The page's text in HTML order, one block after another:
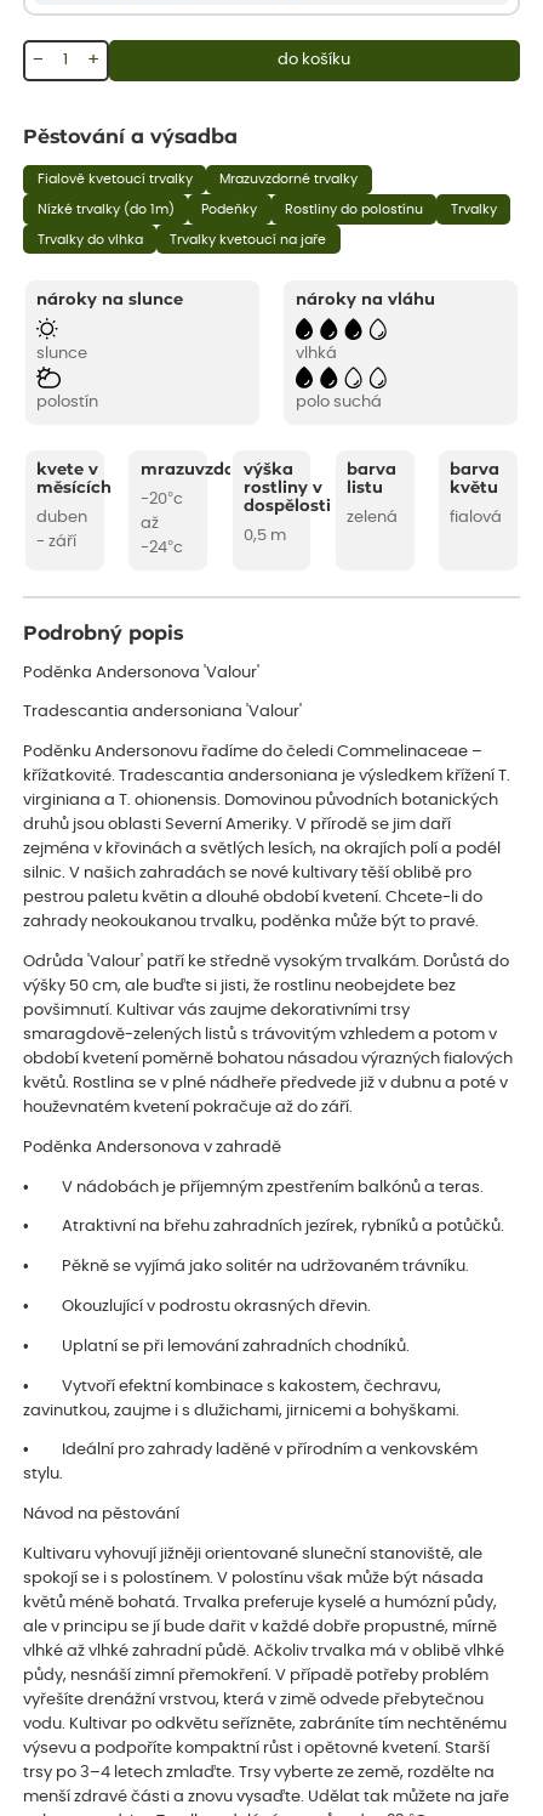
+
− do košíku
Pěstování a výsadba
Fialově kvetoucí trvalky Mrazuvzdorné trvalky
Nízké trvalky (do 1m) Podeňky Rostliny do polostínu Trvalky
Trvalky do vlhka Trvalky kvetoucí na jaře
nároky na slunce
slunce
polostín
nároky na vláhu
vlhká
polo suchá
kvete v
měsících
duben
- září
mrazuvzdornost
-20°c
až
-24°c
výška
rostliny v
dospělosti
0,5 m
barva
listu
zelená
barva
květu
fialová
Podrobný popis
Poděnka Andersonova 'Valour'
Tradescantia andersoniana 'Valour'
Poděnku Andersonovu řadíme do čeledi Commelinaceae –
křížatkovité. Tradescantia andersoniana je výsledkem křížení T.
virginiana a T. ohionensis. Domovinou původních botanických
druhů jsou oblasti Severní Ameriky. V přírodě se jim daří
zejména v křovinách a světlých lesích, na okrajích polí a podél
silnic. V našich zahradách se nové kultivary těší oblibě pro
pestrou paletu květin a dlouhé období kvetení. Chcete-li do
zahrady neokoukanou trvalku, poděnka může být to pravé.
Odrůda 'Valour' patří ke středně vysokým trvalkám. Dorůstá do
výšky 50 cm, ale buďte si jisti, že rostlinu neobejdete bez
povšimnutí. Kultivar vás zaujme dekorativními trsy
smaragdově-zelených listů s trávovitým vzhledem a potom v
období kvetení poměrně bohatou násadou výrazných fialových
květů. Rostlina se v plné nádheře předvede již v dubnu a poté v
houževnatém kvetení pokračuje až do září.
Poděnka Andersonova v zahradě
• V nádobách je příjemným zpestřením balkónů a teras.
• Atraktivní na břehu zahradních jezírek, rybníků a potůčků.
• Pěkně se vyjímá jako solitér na udržovaném trávníku.
• Okouzlující v podrostu okrasných dřevin.
• Uplatní se při lemování zahradních chodníků.
• Vytvoří efektní kombinace s kakostem, čechravu,
zavinutkou, zaujme i s dlužichami, jirnicemi a bohyškami.
• Ideální pro zahrady laděné v přírodním a venkovském
stylu.
Návod na pěstování
Kultivaru vyhovují jižněji orientované sluneční stanoviště, ale
spokojí se i s polostínem. V polostínu však může být násada
květů méně bohatá. Trvalka preferuje kyselé a humózní půdy,
ale v principu se jí bude dařit v každé dobře propustné, mírně
vlhké až vlhké zahradní půdě. Ačkoliv trvalka má v oblibě vlhké
půdy, nesnáší zimní přemokření. V případě potřeby problém
vyřešíte drenážní vrstvou, která v zimě odvede přebytečnou
vodu. Kultivar po odkvětu seřízněte, zabráníte tím nechtěnému
výsevu a podpoříte kompaktní růst i opětovné kvetení. Starší
trsy po 3–4 letech zmlaďte. Trsy vyberte ze země, rozdělte na
menší zdravé části a znovu vysaďte. Udělat tak můžete na jaře